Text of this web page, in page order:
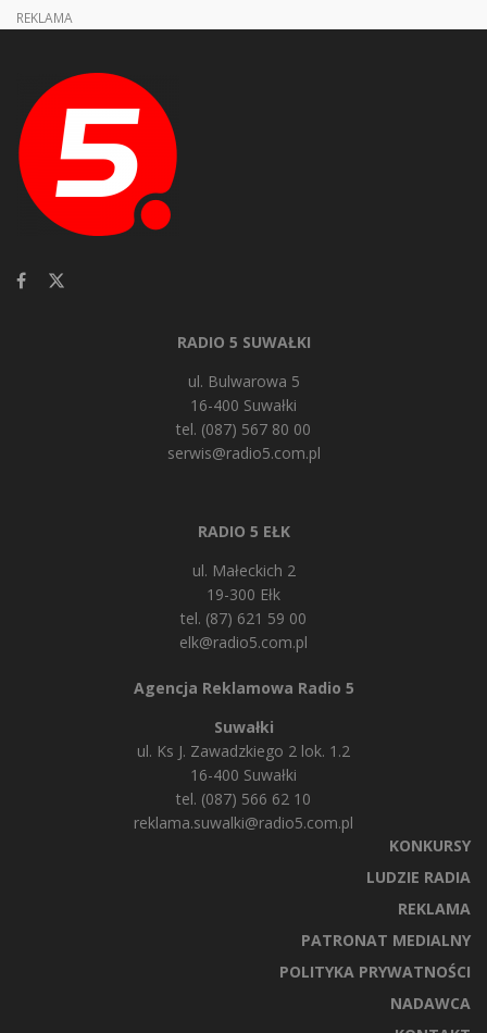
REKLAMA
RADIO 5 SUWAŁKI
ul. Bulwarowa 5
16-400 Suwałki
tel. (087) 567 80 00
serwis@radio5.com.pl
RADIO 5 EŁK
ul. Małeckich 2
19-300 Ełk
tel. (87) 621 59 00
elk@radio5.com.pl
Agencja Reklamowa Radio 5
Suwałki
ul. Ks J. Zawadzkiego 2 lok. 1.2
16-400 Suwałki
tel. (087) 566 62 10
reklama.suwalki@radio5.com.pl
KONKURSY
LUDZIE RADIA
REKLAMA
PATRONAT MEDIALNY
POLITYKA PRYWATNOŚCI
NADAWCA